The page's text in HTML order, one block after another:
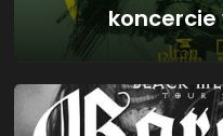
koncercie